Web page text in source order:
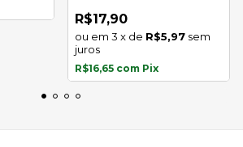
R$17,90
3 x de R$5,97 sem
juros
R$16,65 com Pix